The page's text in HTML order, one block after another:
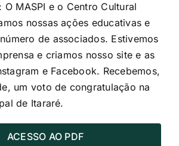
MASPI e o Centro Cultural
nossas ações educativas e
de associados. Estivemos
e criamos nosso site e as
e Facebook. Recebemos,
um voto de congratulação na
de Itararé.
ACESSO AO PDF